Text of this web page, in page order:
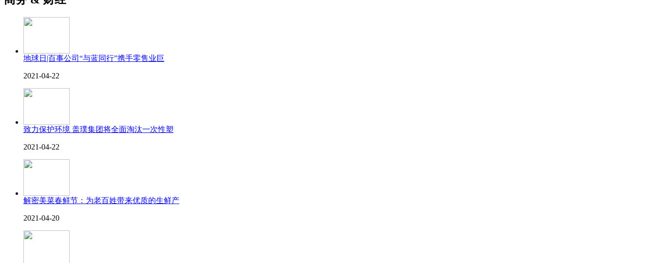
地球日|百事公司“与蓝同行”携手零售业巨
2021-04-22
致力保护环境 盖璞集团将全面淘汰一次性塑
2021-04-22
解密美菜春鲜节：为老百姓带来优质的生鲜产
2021-04-20